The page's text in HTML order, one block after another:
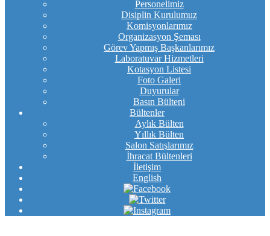
Personelimiz
Disiplin Kurulumuz
Komisyonlarımız
Organizasyon Şeması
Görev Yapmış Başkanlarımız
Laboratuvar Hizmetleri
Kotasyon Listesi
Foto Galeri
Duyurular
Basın Bülteni
Bültenler
Aylık Bülten
Yıllık Bülten
Salon Satışlarımız
İhracat Bültenleri
İletişim
English